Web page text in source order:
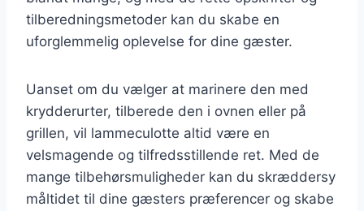
tilberedningsmetoder kan du skabe en
uforglemmelig oplevelse for dine gæster.
Uanset om du vælger at marinere den med
krydderurter, tilberede den i ovnen eller på
grillen, vil lammeculotte altid være en
velsmagende og tilfredsstillende ret. Med de
mange tilbehørsmuligheder kan du skræddersy
måltidet til dine gæsters præferencer og skabe